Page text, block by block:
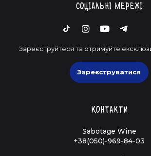
Соціальні мережі
Зареєструйтеся та отримуйте
Зареєструватися
Контакти
Sabotage Wine
+38(050)-969-84-03